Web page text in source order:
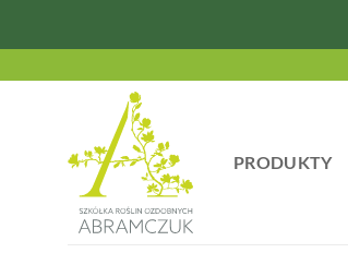
PRODUKTY